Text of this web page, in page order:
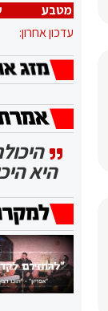
מטבע
עדכון אחרון:
היא